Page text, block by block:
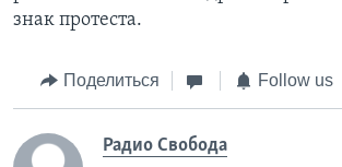
знак протеста.
Поделиться Follow us
Радио Свобода